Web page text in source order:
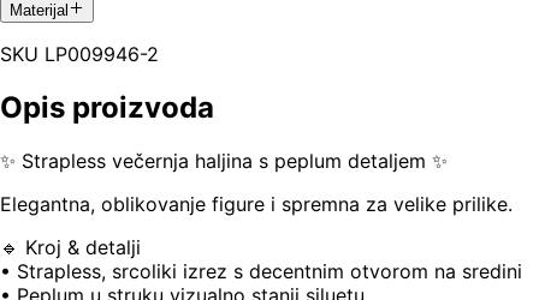
Materijal
SKU LP009946-2
Opis proizvoda
✨ Strapless večernja haljina s peplum detaljem ✨
Elegantna, oblikovanje figure i spremna za velike prilike.
🔹 Kroj & detalji
• Strapless, srcoliki izrez s decentnim otvorom na sredini